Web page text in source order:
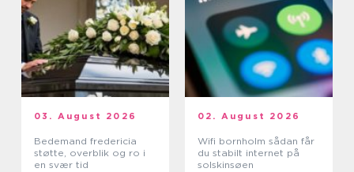
03. August 2026
Bedemand fredericia
støtte, overblik og ro i
en svær tid
02. August 2026
Wifi bornholm sådan får
du stabilt internet på
solskinsøen